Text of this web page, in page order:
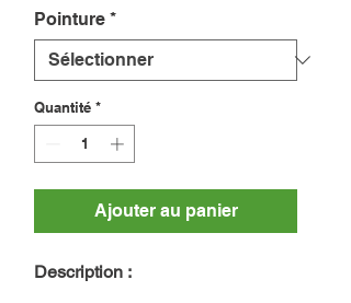
Pointure *
Quantité *
Ajouter au panier
Description :